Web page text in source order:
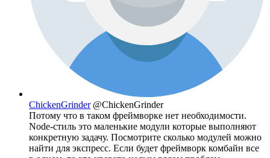
ChickenGrinder @ChickenGrinder
Потому что в таком фреймворке нет необходимости.
Node-стиль это маленькие модули которые выполняют
конкретную задачу. Посмотрите сколько модулей можно
найти для экспресс. Если будет фреймворк комбайн все